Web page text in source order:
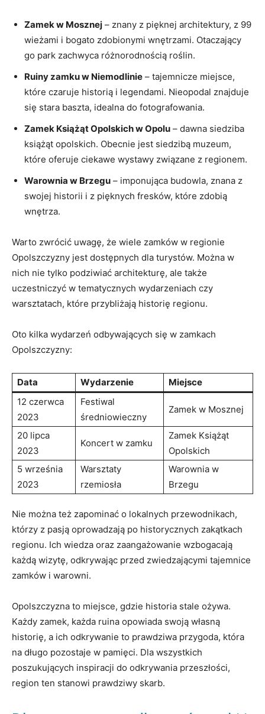
Zamek w Mosznej ‌– ‌znany z pięknej architektury, z 99
wieżami i ‍bogato​ zdobionymi wnętrzami. Otaczający
go park‍ zachwyca różnorodnością roślin.
Ruiny zamku w Niemodlinie – tajemnicze miejsce,
które czaruje historią i legendami. Nieopodal znajduje
się stara baszta,⁤ idealna do fotografowania.
Zamek Książąt ‍Opolskich w Opolu – dawna⁤ siedziba
książąt​ opolskich. Obecnie jest siedzibą muzeum,‍
które oferuje ciekawe⁢ wystawy ‍związane z ‍regionem.
Warownia w Brzegu – imponująca‍ budowla, znana z
swojej historii i z pięknych fresków,⁣ które zdobią
⁤wnętrza.
Warto ‍zwrócić​ uwagę, że wiele zamków w regionie
Opolszczyzny ‍jest dostępnych⁢ dla⁤ turystów. Można​ w⁢
nich nie tylko podziwiać architekturę,⁤ ale ⁢także
uczestniczyć w tematycznych wydarzeniach czy
warsztatach, które przybliżają historię ​regionu.
Oto kilka wydarzeń odbywających się w zamkach
Opolszczyzny:
Data Wydarzenie
Miejsce
12 ⁤czerwca
2023
Festiwal
średniowieczny
Zamek‌ w Mosznej
20‍ lipca
2023
Koncert w zamku
Zamek Książąt
Opolskich
5 września⁢
2023
Warsztaty
‌rzemiosła
Warownia w
Brzegu
Nie⁣ można też zapominać o‍ lokalnych‌ przewodnikach,
którzy⁣ z‍ pasją oprowadzają po historycznych ⁢zakątkach
regionu.⁣ Ich​ wiedza oraz zaangażowanie wzbogacają
każdą wizytę, odkrywając przed zwiedzającymi​ tajemnice
zamków i​ warowni.
Opolszczyzna to miejsce, gdzie historia ⁣stale ​ożywa.
Każdy ‌zamek, ⁢każda ruina opowiada swoją własną
⁢historię, a⁢ ich odkrywanie to ⁤prawdziwa przygoda, która
na długo pozostaje w pamięci.⁤ Dla wszystkich ​
poszukujących inspiracji do⁣ odkrywania przeszłości, ​
region ten stanowi prawdziwy ⁣skarb.